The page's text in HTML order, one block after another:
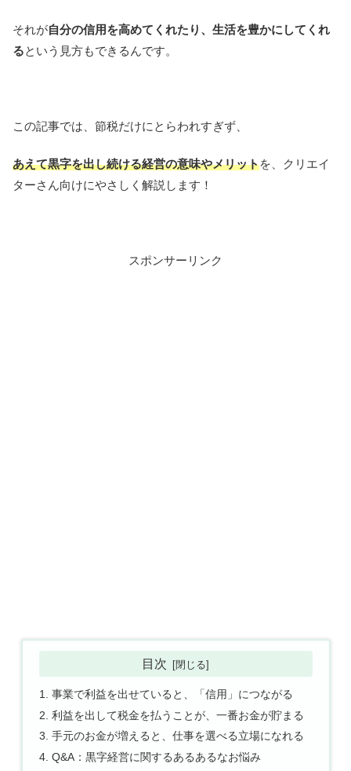
それが自分の信用を高めてくれたり、生活を豊かにしてくれ
るという見方もできるんです。
この記事では、節税だけにとらわれすぎず、
あえて黒字を出し続ける経営の意味やメリットを、クリエイ
ターさん向けにやさしく解説します！
スポンサーリンク
目次
事業で利益を出せていると、「信用」につながる
利益を出して税金を払うことが、一番お金が貯まる
手元のお金が増えると、仕事を選べる立場になれる
Q&A：黒字経営に関するあるあるなお悩み